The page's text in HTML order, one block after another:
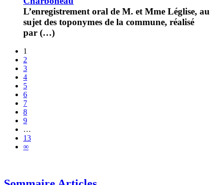
L’enregistrement oral de M. et Mme Léglise, au
sujet des toponymes de la commune, réalisé
par (…)
1
2
3
4
5
6
7
8
9
…
13
∞